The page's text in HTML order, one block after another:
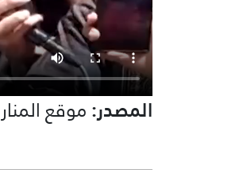
المصدر:موقع المنار